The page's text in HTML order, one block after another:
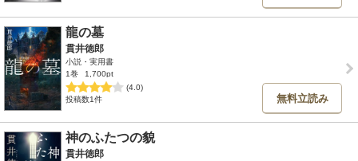
龍の墓
貫井徳郎
小説・実用書
1巻
1,700pt
(4.0)
投稿数1件
無料立読み
神のふたつの貌
貫井徳郎